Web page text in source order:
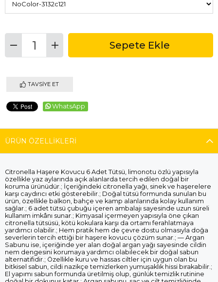
TAVSIYE ET
WhatsApp
ÜRÜN ÖZELLIKLERI
Citronella Haşere Kovucu 6 Adet Tütsü, limonotu özlü yapısıyla
özellikle yaz aylarında açık alanlarda tercih edilen doğal bir
koruma ürünüdür.; İçeriğindeki citronella yağı, sinek ve haşerelere
karşı caydırıcı etki gösterebilir.; Doğal tütsü formunda sunulan bu
ürün, özellikle balkon, bahçe ve kamp alanlarında kolay kullanım
sağlar.; 6 adet tütsü çubuğu içeren ambalajı sayesinde uzun süreli
kullanım imkânı sunar.; Kimyasal içermeyen yapısıyla öne çıkan
citronella tütsüsü, kötü kokulara karşı da ortamı ferahlatmaya
yardımcı olabilir.; Hem pratik hem de çevre dostu olmasıyla doğa
severlerin tercih ettiği bir haşere kovucu çözüm sunar.; — Argan
Sabunu ise, içeriğinde yer alan doğal argan yağı sayesinde cildin
nem dengesini korumaya yardımcı olabilecek bir doğal sabun
alternatifidir.; Özellikle kuru ve hassas ciltler için uygun olan bu
bitkisel sabun, cildi nazikçe temizlerken yumuşaklık hissi bırakabilir.;
El yapımı sabun formunda üretilmiş olup, günlük temizlik rutinine